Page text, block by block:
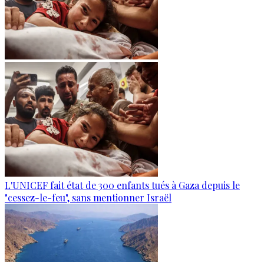
L'UNICEF fait état de 300 enfants tués à Gaza depuis le
"cessez-le-feu", sans mentionner Israël